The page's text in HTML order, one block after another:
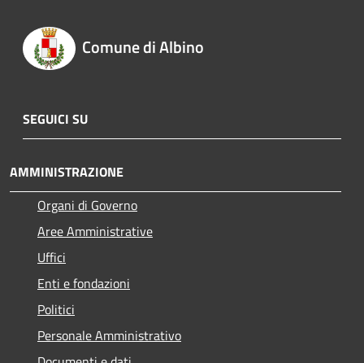
Comune di Albino
SEGUICI SU
AMMINISTRAZIONE
Organi di Governo
Aree Amministrative
Uffici
Enti e fondazioni
Politici
Personale Amministrativo